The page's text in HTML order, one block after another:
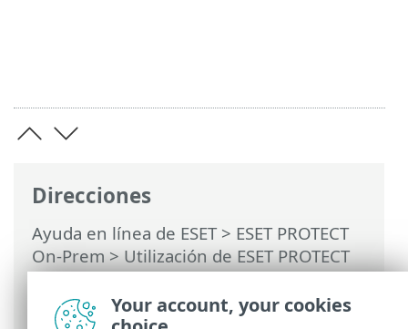
Direcciones
Ayuda en línea de ESET> ESET PROTECT
On-Prem>Utilización de ESET PROTECT
On-Prem>ESET PROTECT On-Prem Menú
principal
>Tareas>Tareas del servidor>
Sincronización de grupos estáticos
Your account, your cookies